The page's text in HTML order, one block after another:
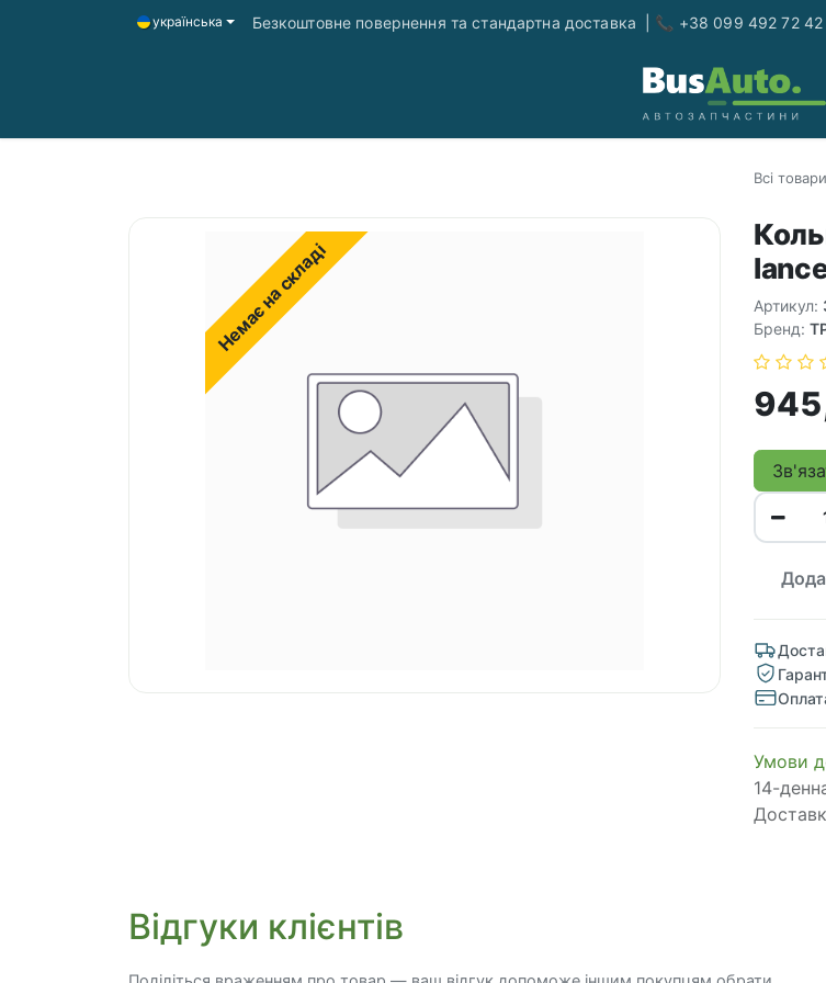
українська Безкоштовне повернення та стандартна доставка | 📞 +38 099 492 72
Зв'яжіться з нами
Всі товари
Немає на складі Артикул:
Бренд:
​​​​​​​​​​​​​​​​​​​​​​​​​​​​​​​​​​​​​​​​​​​​​​​​​​​​​​​​​​​​​​У​​м​о​в​​и​
14-
Відгуки клієнтів